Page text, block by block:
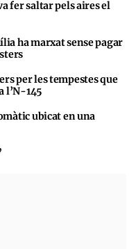
fer saltar pels aires el
ha marxat sense pagar
per les tempestes que
l’N-145
ubicat en una